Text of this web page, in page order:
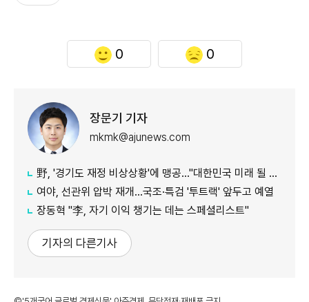
0 0
장문기 기자
mkmk@ajunews.com
野, '경기도 재정 비상상황'에 맹공…"대한민국 미래 될 수도"
여야, 선관위 압박 재개…국조·특검 '투트랙' 앞두고 예열
장동혁 "李, 자기 이익 챙기는 데는 스페셜리스트"
기자의 다른기사